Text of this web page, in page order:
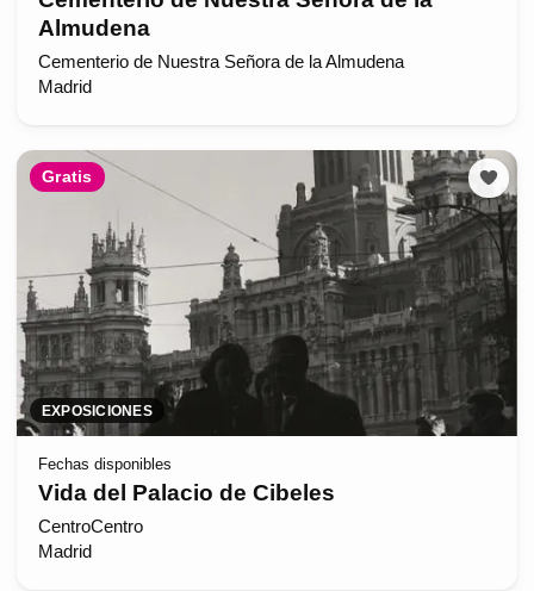
Almudena
Cementerio de Nuestra Señora de la Almudena
Madrid
Gratis
EXPOSICIONES
Fechas disponibles
Vida del Palacio de Cibeles
CentroCentro
Madrid